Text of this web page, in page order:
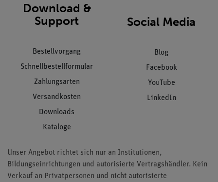
Download &
Support
Bestellvorgang
Schnellbestellformular
Zahlungsarten
Versandkosten
Downloads
Kataloge
Social Media
Blog
Facebook
YouTube
LinkedIn
Unser Angebot richtet sich nur an Institutionen,
Bildungseinrichtungen und autorisierte Vertragshändler. Kein
Verkauf an Privatpersonen und nicht autorisierte